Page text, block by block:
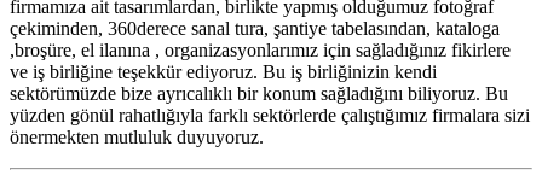
firmamıza ait tasarımlardan, birlikte yapmış olduğumuz fotoğraf
çekiminden, 360derece sanal tura, şantiye tabelasından, kataloga
,broşüre, el ilanına , organizasyonlarımız için sağladığınız fikirlere
ve iş birliğine teşekkür ediyoruz. Bu iş birliğinizin kendi
sektörümüzde bize ayrıcalıklı bir konum sağladığını biliyoruz. Bu
yüzden gönül rahatlığıyla farklı sektörlerde çalıştığımız firmalara sizi
önermekten mutluluk duyuyoruz.